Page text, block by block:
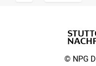
© NPG